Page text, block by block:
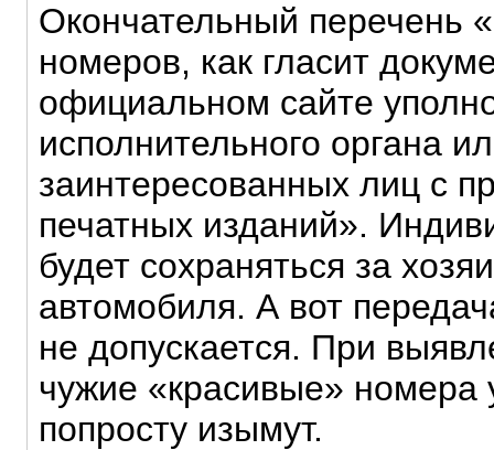
Окончательный перечень
номеров, как гласит
официальном сайте
исполнительного органа
заинтересованных лиц с
печатных изданий».
будет сохраняться за
автомобиля. А вот
не допускается. При
чужие «красивые» номера
попросту изымут.